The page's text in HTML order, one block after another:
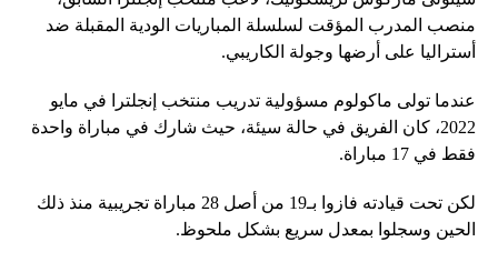
منصب المدرب المؤقت لسلسلة المباريات الودية المقبلة ضد
أستراليا على أرضها وجولة الكاريبي.
عندما تولى ماكولوم مسؤولية تدريب منتخب إنجلترا في مايو
2022، كان الفريق في حالة سيئة، حيث شارك في مباراة واحدة
فقط في 17 مباراة.
لكن تحت قيادته فازوا بـ19 من أصل 28 مباراة تجريبية منذ ذلك
الحين وسجلوا بمعدل سريع بشكل ملحوظ.